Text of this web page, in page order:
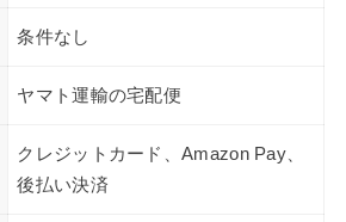
条件なし
ヤマト運輸の宅配便
クレジットカード、Amazon Pay、
後払い決済